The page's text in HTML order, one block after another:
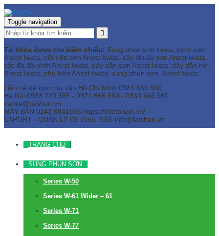
Toggle navigation
Từ khóa được tìm kiếm nhiều: Súng phun sơn Iwata, bơm sơn
Anest Iwata, nồi trộn sơn Anest Iwata, cây khuấy sơn Anest Iwata,
cốc đo độ nhớt Anest Iwata, dây dẫn sơn Anest Iwata, dây dẫn hơi
Anest Iwata, phụ kiện Anest Iwata, súng phun sơn, Anest Iwata
Liên hệ để được tư vấn Hồ Chí Minh 0981 666 960
Hà Nội 0983 220 555 - 0971 666 960 - 0933 666 960
camle@taishun.vn
MÁY BÀN 0243 9841505 https://thietbison.vn/
EXPORT - QUẢN LÝ 09 7555 7666 info@taishun.vn
TRANG CHỦ
SÚNG PHUN SƠN
Series W-50
Series W-61 Wider – 61
Series W-71
Series W-77